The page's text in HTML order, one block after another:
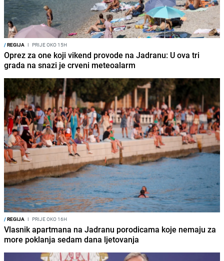
/REGIJA I PRIJE OKO 15H
Oprez za one koji vikend provode na Jadranu: U ova tri
grada na snazi je crveni meteoalarm
/REGIJA I PRIJE OKO 16H
Vlasnik apartmana na Jadranu porodicama koje nemaju za
more poklanja sedam dana ljetovanja